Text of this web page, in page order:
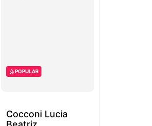
POPULAR
Cocconi Lucia